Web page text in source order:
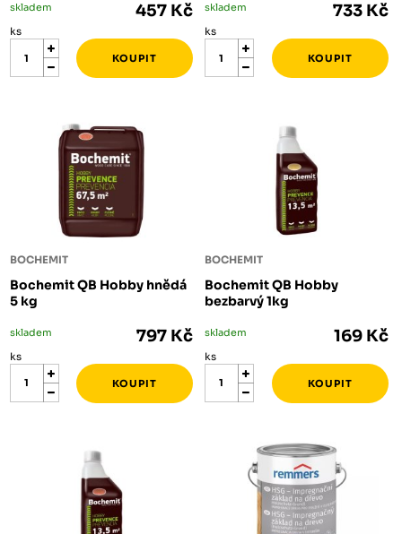
skladem 457 Kč
ks
skladem 733 Kč
ks
BOCHEMIT
Bochemit QB Hobby hnědá
5 kg
skladem 797 Kč
ks
BOCHEMIT
Bochemit QB Hobby
bezbarvý 1kg
skladem 169 Kč
ks